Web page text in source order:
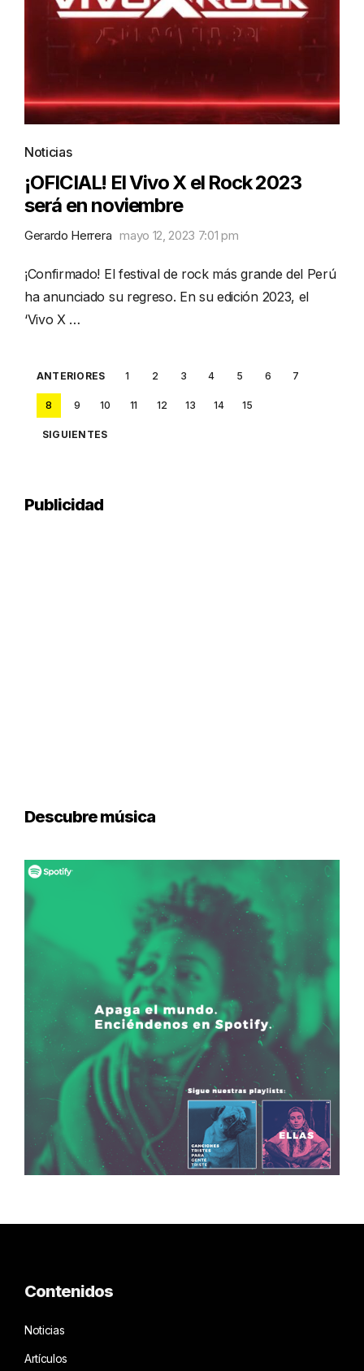
Noticias
¡OFICIAL! El Vivo X el Rock 2023
será en noviembre
Gerardo Herrera mayo 12, 2023 7:01 pm
¡Confirmado! El festival de rock más grande del Perú
ha anunciado su regreso. En su edición 2023, el
‘Vivo X …
Posts
pagination
ANTERIORES 1 2 3 4 5 6 7
8 9 10 11 12 13 14 15
SIGUIENTES
Publicidad
Descubre música
Contenidos
Noticias
Artículos